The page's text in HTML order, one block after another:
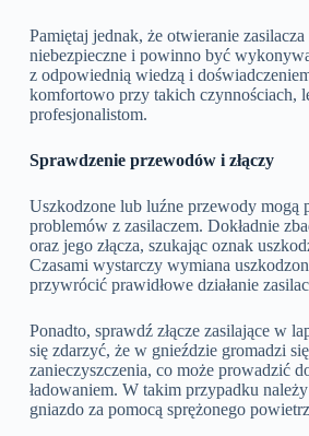
Pamiętaj jednak, że otwieranie
niebezpieczne i powinno być
z odpowiednią wiedzą i
komfortowo przy takich czynnościach,
profesjonalistom.
Sprawdzenie przewodów i złączy
Uszkodzone lub luźne przewody mogą
problemów z zasilaczem. Dokładnie
oraz jego złącza, szukając oznak
Czasami wystarczy wymiana
przywrócić prawidłowe działanie
Ponadto, sprawdź złącze zasilające w
się zdarzyć, że w gnieździe gromadzi
zanieczyszczenia, co może prowadzić
ładowaniem. W takim przypadku
gniazdo za pomocą sprężonego